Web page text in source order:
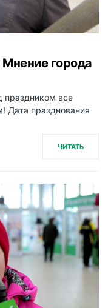
города
праздником все
Дата празднования
ЧИТАТЬ